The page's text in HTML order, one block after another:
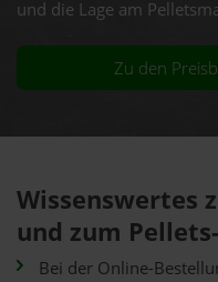
und die Lage am
Zu den
Wissenswertes
und zum
Bei der Online-